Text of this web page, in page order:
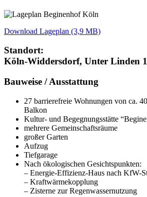
Download Lageplan (3,9 MB)
Standort:
Köln-Widdersdorf, Unter Linden
Bauweise / Ausstattung
27 barrierefreie Wohnungen von ca.
Balkon
Kultur- und Begegnungsstätte
mehrere Gemeinschaftsräume
großer Garten
Aufzug
Tiefgarage
Nach ökologischen Gesichtspunkten:
– Energie-Effizienz-Haus nach KfW-
– Kraftwärmekopplung
– Zisterne zur Regenwassernutzung